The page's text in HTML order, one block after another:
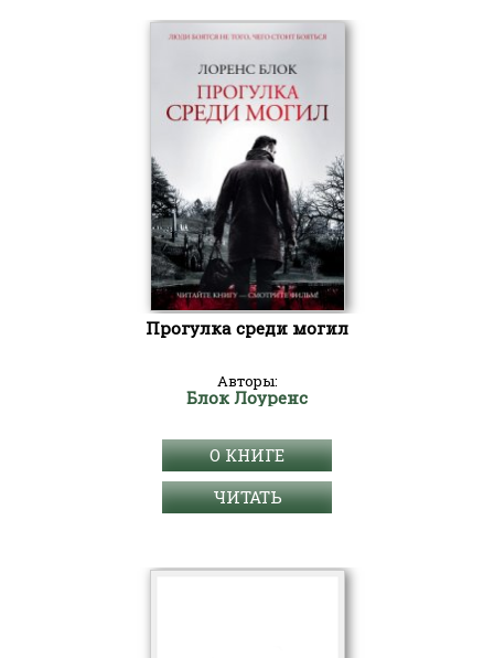
Прогулка среди могил
Авторы:
Блок Лоуренс
О КНИГЕ
ЧИТАТЬ